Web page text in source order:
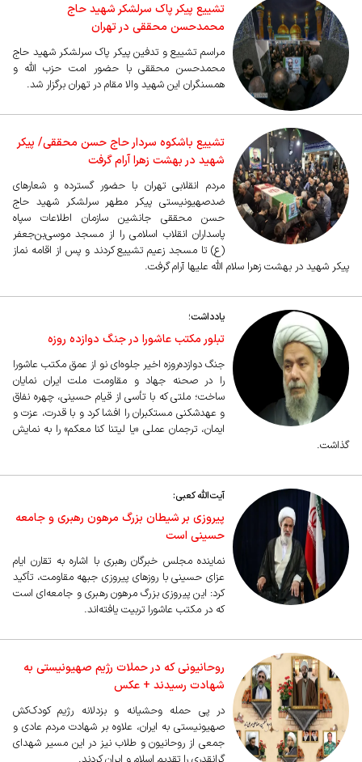
تشییع پیکر پاک سرلشکر شهید حاج
محمدحسن محققی در تهران
مراسم تشییع و تدفین پیکر پاک سرلشکر شهید حاج
محمدحسن محققی با حضور امت حزب الله و
همسنگران این شهید والا مقام در تهران برگزار شد.
تشییع باشکوه سردار حاج حسن محققی/ پیکر
شهید در بهشت زهرا آرام گرفت
مردم انقلابی تهران با حضور گسترده و شعار‌های
ضدصهیونیستی پیکر مطهر سرلشکر شهید حاج
حسن محققی جانشین سازمان اطلاعات سپاه
پاسداران انقلاب اسلامی را از مسجد موسی‌بن‌جعفر
(ع) تا مسجد زعیم تشییع کردند و پس از اقامه نماز
پیکر شهید در بهشت زهرا سلام الله علیها آرام گرفت.
یادداشت؛
تبلور مکتب عاشورا در جنگ دوازده روزه
جنگ دوازده‌روزه اخیر جلوه‌ای نو از عمق مکتب عاشورا
را در صحنه جهاد و مقاومت ملت ایران نمایان
ساخت؛ ملتی که با تأسی از قیام حسینی، چهره نفاق
و عهدشکنی مستکبران را افشا کرد و با قدرت، عزت و
ایمان، ترجمان عملی «یا لیتنا کنا معکم» را به نمایش
گذاشت.
آیت‌الله کعبی:
پیروزی بر شیطان بزرگ مرهون رهبری و جامعه
حسینی است
نماینده مجلس خبرگان رهبری با اشاره به تقارن ایام
عزای حسینی با روزهای پیروزی جبهه مقاومت، تأکید
کرد: این پیروزی بزرگ مرهون رهبری و جامعه‌ای است
که در مکتب عاشورا تربیت یافته‌اند.
روحانیونی که در حملات رژیم صهیونیستی به
شهادت رسیدند + عکس
در پی حمله وحشیانه و بزدلانه رژیم کودک‌کش
صهیونیستی به ایران، علاوه بر شهادت مردم عادی و
جمعی از روحانیون و طلاب نیز در این مسیر شهدای